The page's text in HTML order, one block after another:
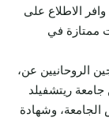
الاطلاع على
ممتازة في
الروحانيين عن،
ريتشفيلد
وشهادة